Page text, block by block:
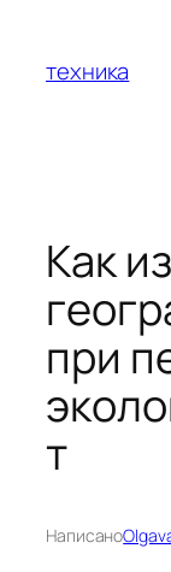
содержимому
техника
Как
при
т
Написано